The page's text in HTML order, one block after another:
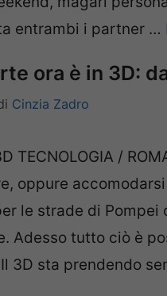
entrambi i partner …
ora è in 3D:
Cinzia Zadro
TECNOLOGIA /
oppure
le strade di
Adesso tutto ciò è
3D sta prendendo